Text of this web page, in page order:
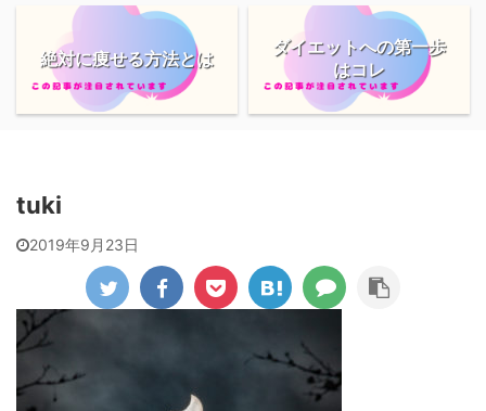
絶対に痩せる方法とは
ダイエットへの第一歩
はコレ
tuki
2019年9月23日